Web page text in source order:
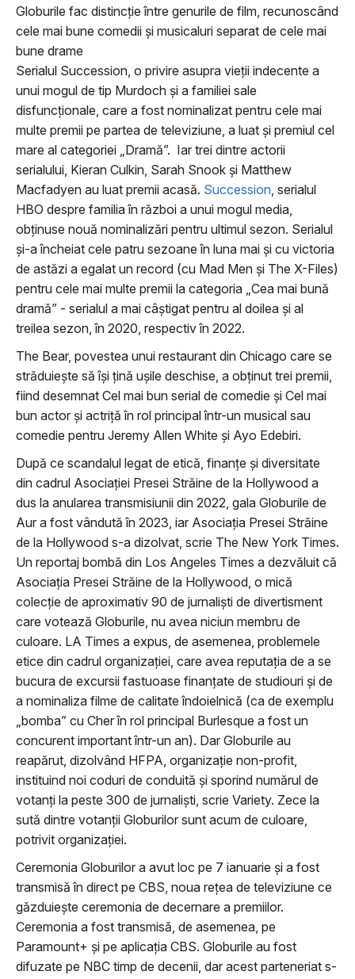
Globurile fac distincție între genurile de film, recunoscând
cele mai bune comedii și musicaluri separat de cele mai
bune drame
Serialul Succession, o privire asupra vieții indecente a
unui mogul de tip Murdoch și a familiei sale
disfuncționale, care a fost nominalizat pentru cele mai
multe premii pe partea de televiziune, a luat și premiul cel
mare al categoriei „Dramă”. Iar trei dintre actorii
serialului, Kieran Culkin, Sarah Snook și Matthew
Macfadyen au luat premii acasă. Succession , serialul
HBO despre familia în război a unui mogul media,
obținuse nouă nominalizări pentru ultimul sezon. Serialul
și-a încheiat cele patru sezoane în luna mai și cu victoria
de astăzi a egalat un record (cu Mad Men și The X-Files)
pentru cele mai multe premii la categoria „Cea mai bună
dramă” - serialul a mai câștigat pentru al doilea și al
treilea sezon, în 2020, respectiv în 2022.
The Bear, povestea unui restaurant din Chicago care se
străduiește să își țină ușile deschise, a obținut trei premii,
fiind desemnat Cel mai bun serial de comedie și Cel mai
bun actor și actriță în rol principal într-un musical sau
comedie pentru Jeremy Allen White și Ayo Edebiri.
După ce scandalul legat de etică, finanțe și diversitate
din cadrul Asociației Presei Străine de la Hollywood a
dus la anularea transmisiunii din 2022, gala Globurile de
Aur a fost vândută în 2023, iar Asociația Presei Străine
de la Hollywood s-a dizolvat, scrie The New York Times.
Un reportaj bombă din Los Angeles Times a dezvăluit că
Asociația Presei Străine de la Hollywood, o mică
colecție de aproximativ 90 de jurnaliști de divertisment
care votează Globurile, nu avea niciun membru de
culoare. LA Times a expus, de asemenea, problemele
etice din cadrul organizației, care avea reputația de a se
bucura de excursii fastuoase finanțate de studiouri și de
a nominaliza filme de calitate îndoielnică (ca de exemplu
„bomba” cu Cher în rol principal Burlesque a fost un
concurent important într-un an). Dar Globurile au
reapărut, dizolvând HFPA, organizație non-profit,
instituind noi coduri de conduită și sporind numărul de
votanți la peste 300 de jurnaliști, scrie Variety. Zece la
sută dintre votanții Globurilor sunt acum de culoare,
potrivit organizației.
Ceremonia Globurilor a avut loc pe 7 ianuarie și a fost
transmisă în direct pe CBS, noua rețea de televiziune ce
găzduiește ceremonia de decernare a premiilor.
Ceremonia a fost transmisă, de asemenea, pe
Paramount+ și pe aplicația CBS. Globurile au fost
difuzate pe NBC timp de decenii, dar acest parteneriat s-